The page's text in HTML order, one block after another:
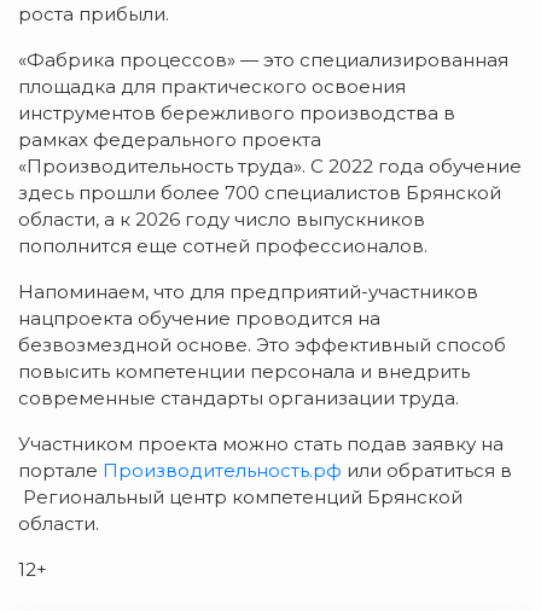
роста прибыли.
«Фабрика процессов» — это специализированная
площадка для практического освоения
инструментов бережливого производства в
рамках федерального проекта
«Производительность труда». С 2022 года обучение
здесь прошли более 700 специалистов Брянской
области, а к 2026 году число выпускников
пополнится еще сотней профессионалов.
Напоминаем, что для предприятий-участников
нацпроекта обучение проводится на
безвозмездной основе. Это эффективный способ
повысить компетенции персонала и внедрить
современные стандарты организации труда.
Участником проекта можно стать подав заявку на
портале Производительность.рф или обратиться в
Региональный центр компетенций Брянской
области.
12+